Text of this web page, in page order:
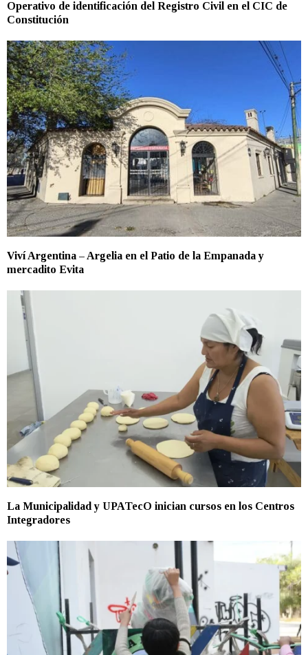
Operativo de identificación del Registro Civil en el CIC de
Constitución
Viví Argentina – Argelia en el Patio de la Empanada y
mercadito Evita
La Municipalidad y UPATecO inician cursos en los Centros
Integradores